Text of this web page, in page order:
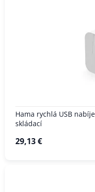
Hama rychlá USB
skládací
29,13 €